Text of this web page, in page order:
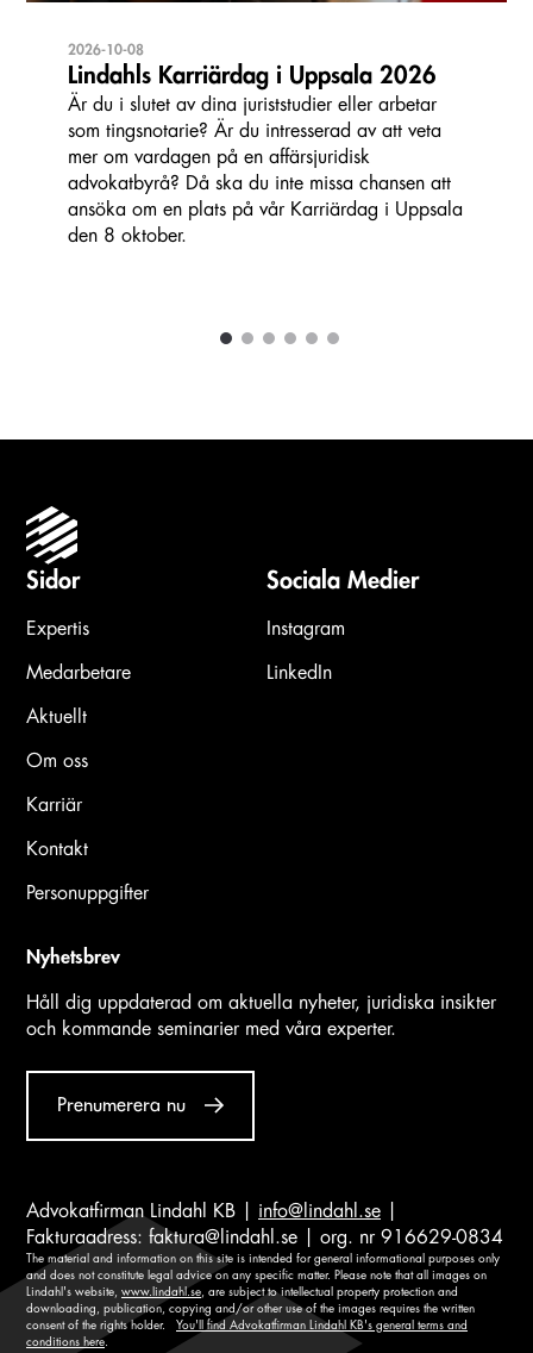
2026-10-08
Lindahls Karriärdag i Uppsala 2026
Är du i slutet av dina juriststudier eller arbetar
som tingsnotarie? Är du intresserad av att veta
mer om vardagen på en affärsjuridisk
advokatbyrå? Då ska du inte missa chansen att
ansöka om en plats på vår Karriärdag i Uppsala
den 8 oktober.
1 2 3 4 5 6
Sidor
Expertis
Medarbetare
Aktuellt
Om oss
Karriär
Kontakt
Personuppgifter
Sociala Medier
Instagram
LinkedIn
Nyhetsbrev
Håll dig uppdaterad om aktuella nyheter, juridiska insikter
och kommande seminarier med våra experter.
Prenumerera nu
Advokatfirman Lindahl KB | info@lindahl.se
Fakturaadress: faktura@lindahl.se | org. nr 916629-0834
The material and information on this site is intended for general informational purposes only
and does not constitute legal advice on any specific matter. Please note that all images on
Lindahl's website, www.lindahl.se , are subject to intellectual property protection and
downloading, publication, copying and/or other use of the images requires the written
consent of the rights holder. You'll find Advokatfirman Lindahl KB's general terms and
conditions here